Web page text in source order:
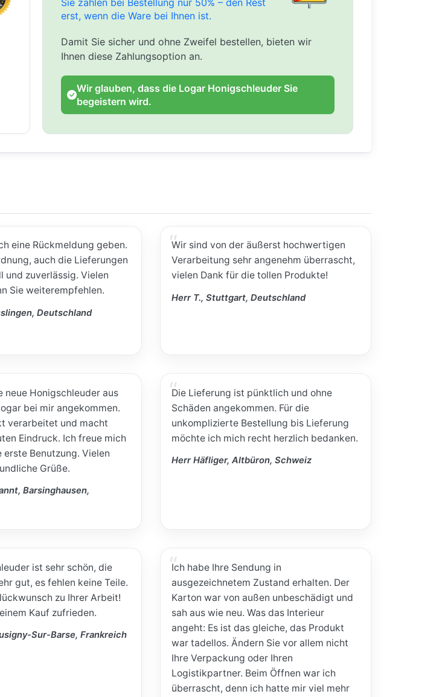
Sie zahlen bei Bestellung nur 50% – den Rest
erst, wenn die Ware bei Ihnen ist.
Damit Sie sicher und ohne Zweifel bestellen, bieten wir
Ihnen diese Zahlungsoption an.
Wir glauben, dass die Logar Honigschleuder Sie
begeistern wird.
eine Rückmeldung geben.
auch die Lieferungen
und zuverlässig. Vielen
Sie weiterempfehlen.
Deutschland
Wir sind von der äußerst hochwertigen
Verarbeitung sehr angenehm überrascht,
vielen Dank für die tollen Produkte!
Herr T., Stuttgart, Deutschland
neue Honigschleuder aus
bei mir angekommen.
verarbeitet und macht
Eindruck. Ich freue mich
erste Benutzung. Vielen
Grüße.
Barsinghausen,
Die Lieferung ist pünktlich und ohne
Schäden angekommen. Für die
unkomplizierte Bestellung bis Lieferung
möchte ich mich recht herzlich bedanken.
Herr Häfliger, Altbüron, Schweiz
ist sehr schön, die
gut, es fehlen keine Teile.
zu Ihrer Arbeit!
Kauf zufrieden.
Sur-Barse, Frankreich
Ich habe Ihre Sendung in
ausgezeichnetem Zustand erhalten. Der
Karton war von außen unbeschädigt und
sah aus wie neu. Was das Interieur
angeht: Es ist das gleiche, das Produkt
war tadellos. Ändern Sie vor allem nicht
Ihre Verpackung oder Ihren
Logistikpartner. Beim Öffnen war ich
überrascht, denn ich hatte mir viel mehr